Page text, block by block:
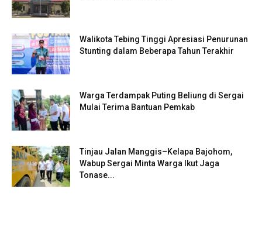
Walikota Tebing Tinggi Apresiasi Penurunan
Stunting dalam Beberapa Tahun Terakhir
Warga Terdampak Puting Beliung di Sergai
Mulai Terima Bantuan Pemkab
Tinjau Jalan Manggis–Kelapa Bajohom,
Wabup Sergai Minta Warga Ikut Jaga
Tonase...